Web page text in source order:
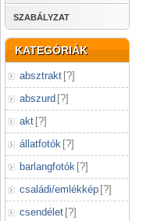
SZABÁLYZAT
KATEGÓRIÁK
absztrakt [?]
abszurd [?]
akt [?]
állatfotók [?]
barlangfotók [?]
családi/emlékkép [?]
csendélet [?]